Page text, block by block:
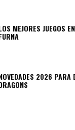
MEJORES JUEGOS
2026 PARA